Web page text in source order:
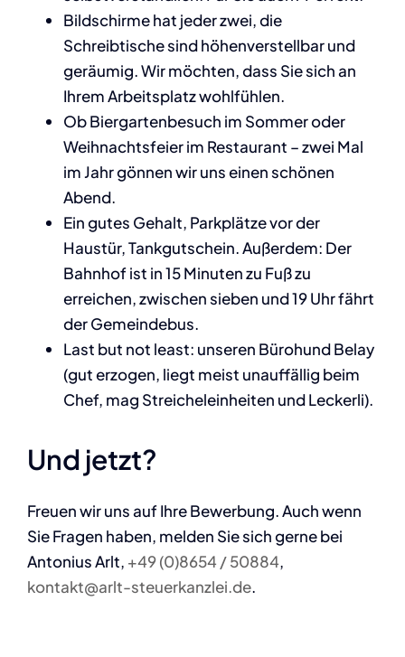
Bildschirme hat jeder zwei, die
Schreibtische sind höhenverstellbar und
geräumig. Wir möchten, dass Sie sich an
Ihrem Arbeitsplatz wohlfühlen.
Ob Biergartenbesuch im Sommer oder
Weihnachtsfeier im Restaurant – zwei Mal
im Jahr gönnen wir uns einen schönen
Abend.
Ein gutes Gehalt, Parkplätze vor der
Haustür, Tankgutschein. Außerdem: Der
Bahnhof ist in 15 Minuten zu Fuß zu
erreichen, zwischen sieben und 19 Uhr fährt
der Gemeindebus.
Last but not least: unseren Bürohund Belay
(gut erzogen, liegt meist unauffällig beim
Chef, mag Streicheleinheiten und Leckerli).
Und jetzt?
Freuen wir uns auf Ihre Bewerbung. Auch wenn
Sie Fragen haben, melden Sie sich gerne bei
Antonius Arlt, +49 (0)8654 / 50884,
kontakt@arlt-steuerkanzlei.de.